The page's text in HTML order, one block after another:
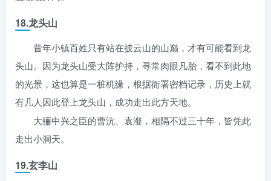
18.龙头山
昔年小镇百姓只有站在披云山的山巅，才有可能看到龙
头山。因为龙头山受大阵护持，寻常肉眼凡胎，看不到此地
的光景，这也算是一桩机缘，根据衙署密档记录，历史上就
有几人因此登上龙头山，成功走出此方天地。
大骊中兴之臣的曹沆、袁瀣，相隔不过三十年，皆凭此
走出小洞天。
19.玄李山